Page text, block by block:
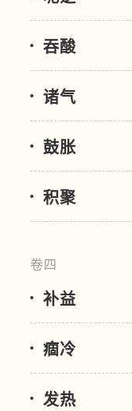
吞酸
诸气
鼓胀
积聚
卷四
补益
痼冷
发热